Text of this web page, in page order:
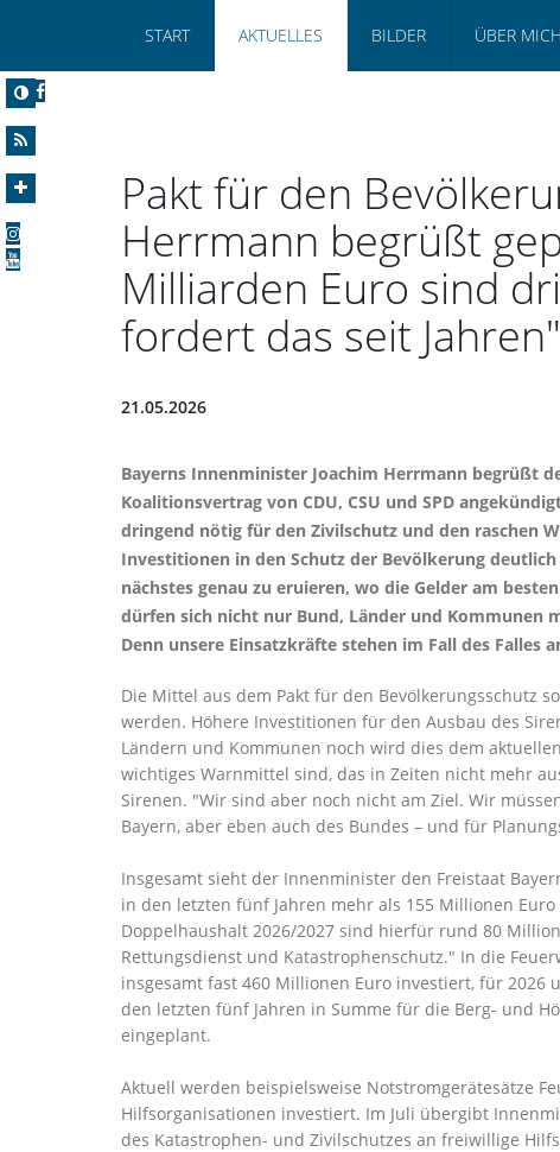
START AKTUELLES BILDER ÜBER MICH
Pakt für den
Herrmann begrüßt
Milliarden Euro sind
fordert das seit Jahren"
21.05.2026
Bayerns Innenminister Joachim Herrmann begrüßt
Koalitionsvertrag von CDU, CSU und SPD
dringend nötig für den Zivilschutz und den raschen
Investitionen in den Schutz der Bevölkerung
nächstes genau zu eruieren, wo die Gelder am
dürfen sich nicht nur Bund, Länder und Kommunen
Denn unsere Einsatzkräfte stehen im Fall des
Die Mittel aus dem Pakt für den Bevölkerungsschutz
werden. Höhere Investitionen für den Ausbau des
Ländern und Kommunen noch wird dies dem
wichtiges Warnmittel sind, das in Zeiten nicht mehr
Sirenen. "Wir sind aber noch nicht am Ziel. Wir
Bayern, aber eben auch des Bundes – und für
Insgesamt sieht der Innenminister den Freistaat
in den letzten fünf Jahren mehr als 155 Millionen
Doppelhaushalt 2026/2027 sind hierfür rund 80
Rettungsdienst und Katastrophenschutz." In die
insgesamt fast 460 Millionen Euro investiert, für
den letzten fünf Jahren in Summe für die Berg- und
eingeplant.
Aktuell werden beispielsweise Notstromgerätesätze
Hilfsorganisationen investiert. Im Juli übergibt
des Katastrophen- und Zivilschutzes an freiwillige